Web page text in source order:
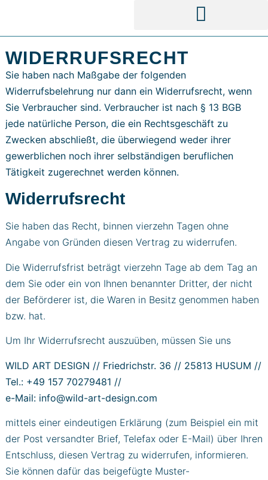
WIDERRUFSRECHT
Sie haben nach Maßgabe der folgenden
Widerrufsbelehrung nur dann ein Widerrufsrecht, wenn
Sie Verbraucher sind. Verbraucher ist nach § 13 BGB
jede natürliche Person, die ein Rechtsgeschäft zu
Zwecken abschließt, die überwiegend weder ihrer
gewerblichen noch ihrer selbständigen beruflichen
Tätigkeit zugerechnet werden können.
Widerrufsrecht
Sie haben das Recht, binnen vierzehn Tagen ohne
Angabe von Gründen diesen Vertrag zu widerrufen.
Die Widerrufsfrist beträgt vierzehn Tage ab dem Tag an
dem Sie oder ein von Ihnen benannter Dritter, der nicht
der Beförderer ist, die Waren in Besitz genommen haben
bzw. hat.
Um Ihr Widerrufsrecht auszuüben, müssen Sie uns
WILD ART DESIGN // Friedrichstr. 36 // 25813 HUSUM //
Tel.: +49 157 70279481 //
e-Mail: info@wild-art-design.com
mittels einer eindeutigen Erklärung (zum Beispiel ein mit
der Post versandter Brief, Telefax oder E-Mail) über Ihren
Entschluss, diesen Vertrag zu widerrufen, informieren.
Sie können dafür das beigefügte Muster-